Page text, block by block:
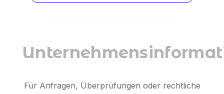
Für Anfragen, Überprüfungen oder rechtliche